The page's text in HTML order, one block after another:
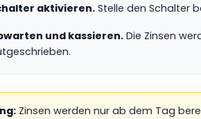
aktivieren.Stelle den Schalter
und kassieren. Die Zinsen
Zinsen werden nur ab dem Tag